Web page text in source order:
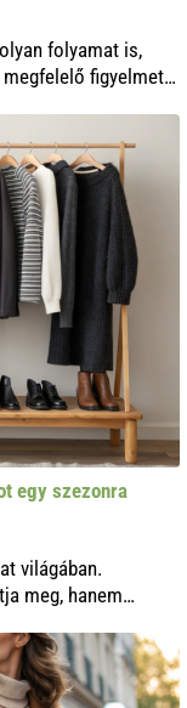
folyamat is,
figyelmet a
egy szezonra
világában.
meg, hanem